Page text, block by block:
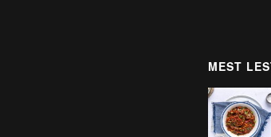
MEST